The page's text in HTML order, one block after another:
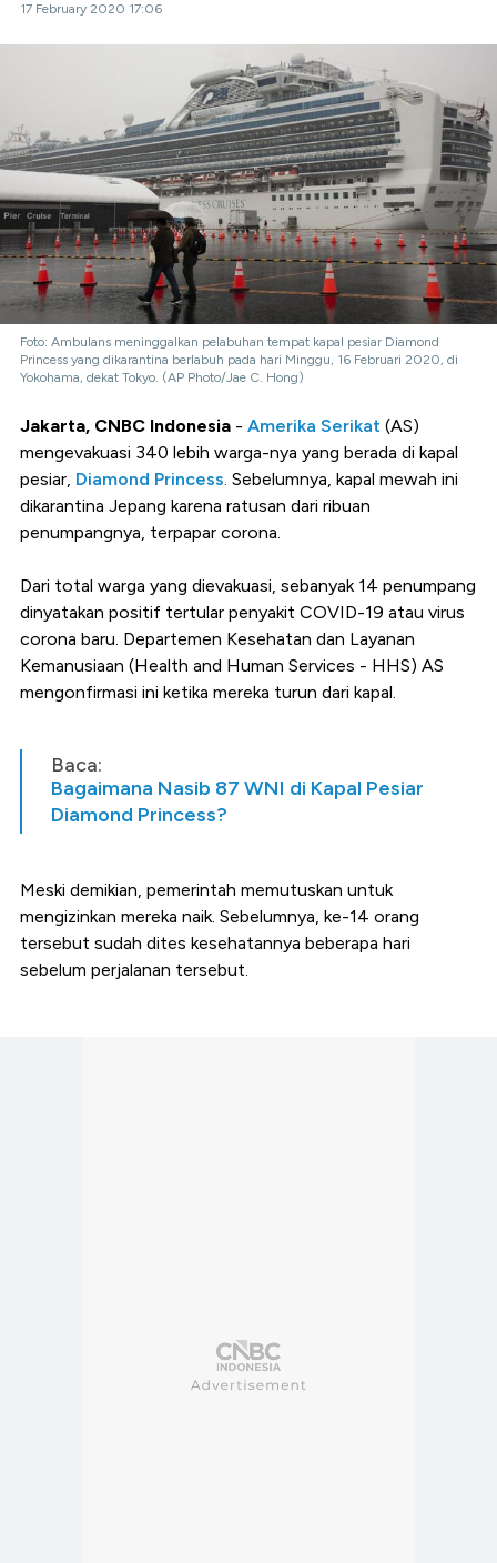
17 February 2020 17:06
Foto: Ambulans meninggalkan pelabuhan tempat kapal pesiar Diamond
Princess yang dikarantina berlabuh pada hari Minggu, 16 Februari 2020, di
Yokohama, dekat Tokyo. (AP Photo/Jae C. Hong)
Jakarta, CNBC Indonesia - Amerika Serikat (AS)
mengevakuasi 340 lebih warga-nya yang berada di kapal
pesiar, Diamond Princess. Sebelumnya, kapal mewah ini
dikarantina Jepang karena ratusan dari ribuan
penumpangnya, terpapar corona.
Dari total warga yang dievakuasi, sebanyak 14 penumpang
dinyatakan positif tertular penyakit COVID-19 atau virus
corona baru. Departemen Kesehatan dan Layanan
Kemanusiaan (Health and Human Services - HHS) AS
mengonfirmasi ini ketika mereka turun dari kapal.
Baca:
Bagaimana Nasib 87 WNI di Kapal Pesiar
Diamond Princess?
Meski demikian, pemerintah memutuskan untuk
mengizinkan mereka naik. Sebelumnya, ke-14 orang
tersebut sudah dites kesehatannya beberapa hari
sebelum perjalanan tersebut.